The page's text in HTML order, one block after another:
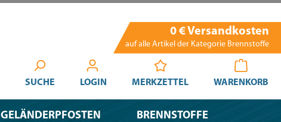
0 € Versandkosten
auf alle Artikel der Kategorie Brennstoffe
SUCHE LOGIN MERKZETTEL WARENKORB
GELÄNDERPFOSTEN BRENNSTOFFE